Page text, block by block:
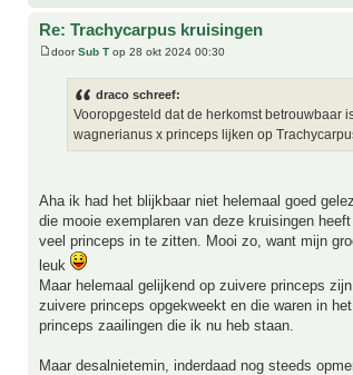
Re: Trachycarpus kruisingen
doorSub T op 28 okt 2024 00:30
draco schreef:
Vooropgesteld dat de herkomst betrouwbaar
wagnerianus x princeps lijken op
Aha ik had het blijkbaar niet helemaal goed
die mooie exemplaren van deze kruisingen
veel princeps in te zitten. Mooi zo, want mijn
leuk
Maar helemaal gelijkend op zuivere princeps
zuivere princeps opgekweekt en die waren in
princeps zaailingen die ik nu heb staan.
Maar desalnietemin, inderdaad nog steeds